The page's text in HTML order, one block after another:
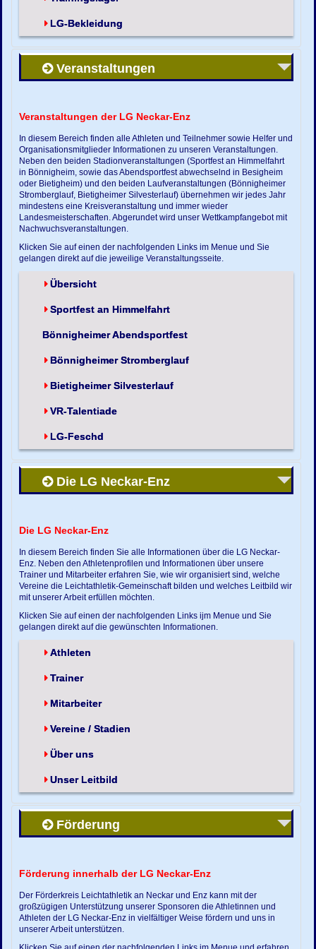
LG-Bekleidung
Veranstaltungen
Veranstaltungen der LG Neckar-Enz
In diesem Bereich finden alle Athleten und Teilnehmer sowie Helfer und
Organisationsmitglieder Informationen zu unseren Veranstaltungen.
Neben den beiden Stadionveranstaltungen (Sportfest an Himmelfahrt
in Bönnigheim, sowie das Abendsportfest abwechselnd in Besigheim
oder Bietigheim) und den beiden Laufveranstaltungen (Bönnigheimer
Stromberglauf, Bietigheimer Silvesterlauf) übernehmen wir jedes Jahr
mindestens eine Kreisveranstaltung und immer wieder
Landesmeisterschaften. Abgerundet wird unser Wettkampfangebot mit
Nachwuchsveranstaltungen.
Klicken Sie auf einen der nachfolgenden Links im Menue und Sie
gelangen direkt auf die jeweilige Veranstaltungsseite.
Übersicht
Sportfest an Himmelfahrt
Bönnigheimer Abendsportfest
Bönnigheimer Stromberglauf
Bietigheimer Silvesterlauf
VR-Talentiade
LG-Feschd
Die LG Neckar-Enz
Die LG Neckar-Enz
In diesem Bereich finden Sie alle Informationen über die LG Neckar-
Enz. Neben den Athletenprofilen und Informationen über unsere
Trainer und Mitarbeiter erfahren Sie, wie wir organisiert sind, welche
Vereine die Leichtathletik-Gemeinschaft bilden und welches Leitbild wir
mit unserer Arbeit erfüllen möchten.
Klicken Sie auf einen der nachfolgenden Links ijm Menue und Sie
gelangen direkt auf die gewünschten Informationen.
Athleten
Trainer
Mitarbeiter
Vereine / Stadien
Über uns
Unser Leitbild
Förderung
Förderung innerhalb der LG Neckar-Enz
Der Förderkreis Leichtathletik an Neckar und Enz kann mit der
großzügigen Unterstützung unserer Sponsoren die Athletinnen und
Athleten der LG Neckar-Enz in vielfältiger Weise fördern und uns in
unserer Arbeit unterstützen.